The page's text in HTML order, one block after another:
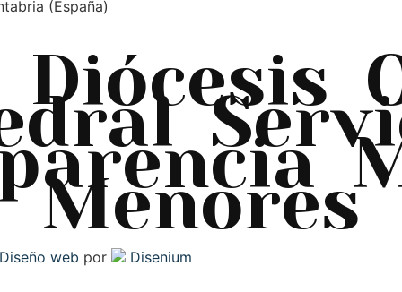
(España)
Diócesis
Menores
Diseño web por Disenium